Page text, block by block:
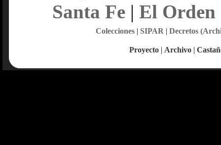
Santa Fe| El Orden
Colecciones| SIPAR | Decretos
Proyecto | Archivo |